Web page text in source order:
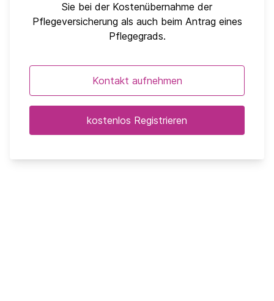
Sie bei der Kostenübernahme der
Pflegeversicherung als auch beim Antrag eines
Pflegegrads.
Kontakt aufnehmen
kostenlos Registrieren